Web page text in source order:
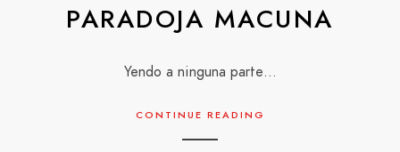
PARADOJA MACUNA
Yendo a ninguna parte…
CONTINUE READING